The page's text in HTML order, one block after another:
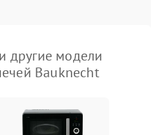
другие модели
Bauknecht